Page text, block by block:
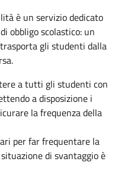
è un servizio dedicato
obbligo scolastico: un
gli studenti dalla
a tutti gli studenti con
a disposizione i
la frequenza della
per far frequentare la
di svantaggio è